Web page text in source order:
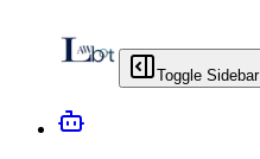
Toggle Sidebar